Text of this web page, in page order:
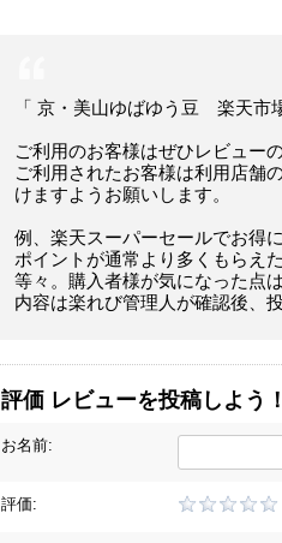
「 京・美山ゆばゆう豆 楽天市
ご利用のお客様はぜひレビュー
ご利用されたお客様は利用店舗
けますようお願いします。
例、楽天スーパーセールでお得
ポイントが通常より多くもらえ
等々。購入者様が気になった点
内容は楽れび管理人が確認後、
評価 レビューを投稿しよう！
お名前:
評価: